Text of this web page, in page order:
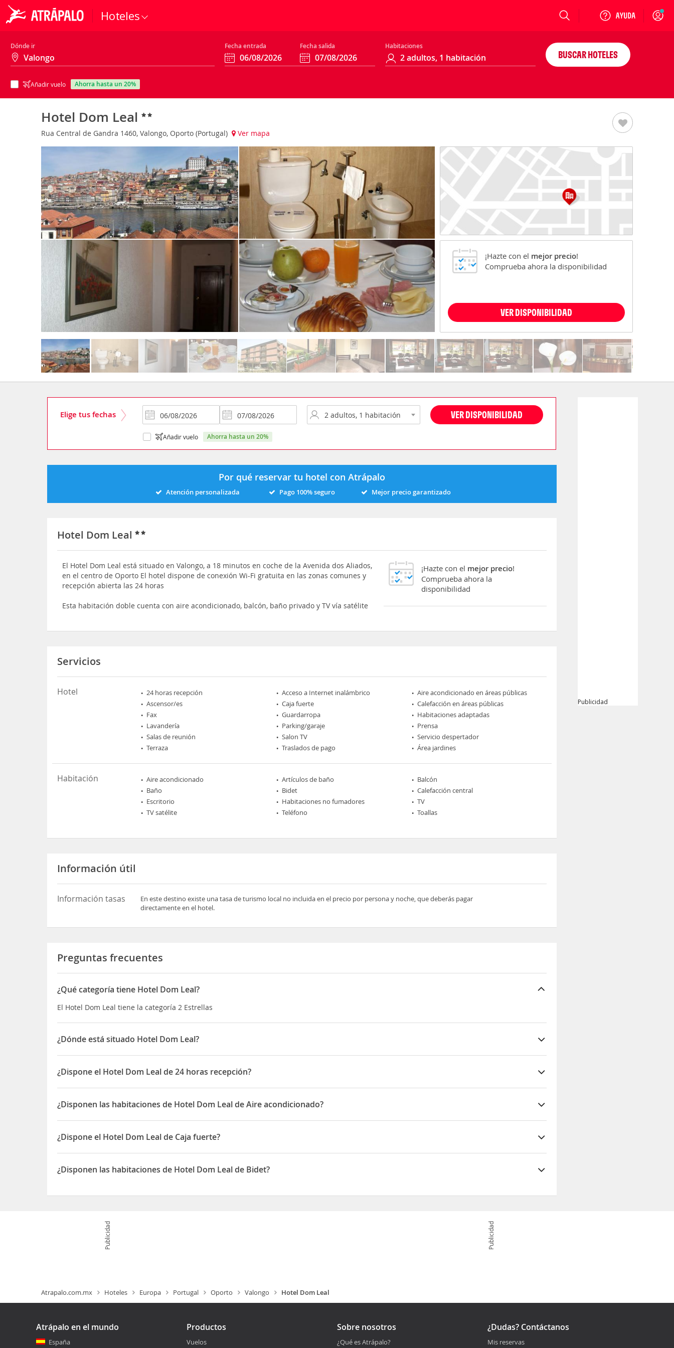
Hoteles Login
Dónde ir Fecha entrada Fecha salida Habitaciones
Añadir vuelo ahorra hasta un 20%
BUSCAR HOTELES
Hotel Dom Leal
Rua Central de Gandra 1460, Valongo, Oporto (Portugal) Ver mapa
¡Hazte con el mejor precio!
Comprueba ahora la disponibilidad
VER DISPONIBILIDAD
Elige tus fechas VER DISPONIBILIDAD
Añadir vuelo ahorra hasta un 20%
Por qué reservar tu hotel con Atrápalo
Atención personalizada Pago 100% seguro Mejor precio garantizado
Hotel Dom Leal
El Hotel Dom Leal está situado en Valongo, a 18 minutos en coche de la Avenida dos Aliados,
en el centro de Oporto El hotel dispone de conexión Wi-Fi gratuita en las zonas comunes y
recepción abierta las 24 horas
Esta habitación doble cuenta con aire acondicionado, balcón, baño privado y TV vía satélite
¡Hazte con el mejor precio!
Comprueba ahora la
disponibilidad
Servicios
Hotel 24 horas recepción Acceso a Internet inalámbrico
Aire acondicionado en áreas públicas
Ascensor/es
Caja fuerte
Calefacción en áreas públicas
Fax
Guardarropa
Habitaciones adaptadas
Lavandería
Parking/garaje
Prensa
Salas de reunión
Salon TV
Servicio despertador
Terraza
Traslados de pago Área jardines
Habitación Aire acondicionado Artículos de baño
Balcón
Baño
Bidet
Calefacción central
Escritorio
Habitaciones no fumadores
TV
TV satélite
Teléfono Toallas
Información útil
Información tasas
En este destino existe una tasa de turismo local no incluida en el precio por persona y noche, que deberás pagar
directamente en el hotel.
Preguntas frecuentes
¿Qué categoría tiene Hotel Dom Leal?
El Hotel Dom Leal tiene la categoría 2 Estrellas
¿Dónde está situado Hotel Dom Leal?
El Hotel Dom Leal está situado en Rua Central de Gandra 1460
¿Dispone el Hotel Dom Leal de 24 horas recepción?
Sí, el Hotel Dom Leal dispone de 24 horas recepción
¿Disponen las habitaciones de Hotel Dom Leal de Aire acondicionado?
Sí, las habitaciones del Hotel Dom Leal disponen de Aire acondicionado
¿Dispone el Hotel Dom Leal de Caja fuerte?
Sí, el Hotel Dom Leal dispone de Caja fuerte
¿Disponen las habitaciones de Hotel Dom Leal de Bidet?
Publicidad
Publicidad Publicidad
Atrapalo.com.mx Hoteles Europa Portugal Oporto Valongo Hotel Dom Leal
Atrápalo en el mundo
España
Productos
Vuelos
Sobre nosotros
¿Qué es Atrápalo?
¿Dudas? Contáctanos
Mis reservas